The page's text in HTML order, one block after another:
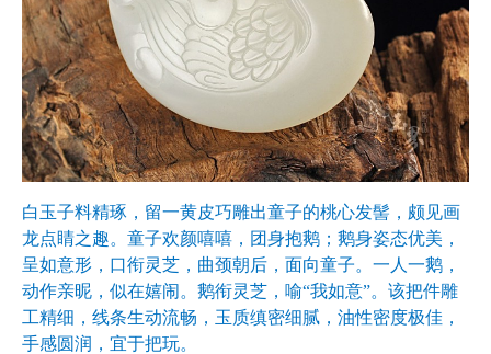
白玉子料精琢，留一黄皮巧雕出童子的桃心发髻，颇见画
龙点睛之趣。童子欢颜嘻嘻，团身抱鹅；鹅身姿态优美，
呈如意形，口衔灵芝，曲颈朝后，面向童子。一人一鹅，
动作亲昵，似在嬉闹。鹅衔灵芝，喻“我如意”。该把件雕
工精细，线条生动流畅，玉质缜密细腻，油性密度极佳，
手感圆润，宜于把玩。